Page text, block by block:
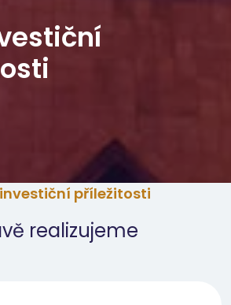
příležitosti
realizujeme